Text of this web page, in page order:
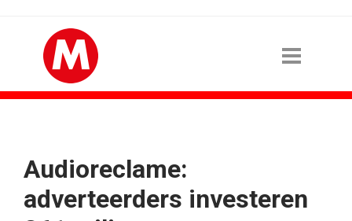
Audioreclame:
adverteerders investeren